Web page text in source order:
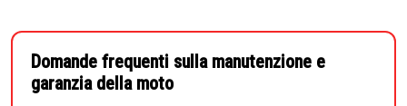
Domande frequenti sulla manutenzione e
garanzia della moto